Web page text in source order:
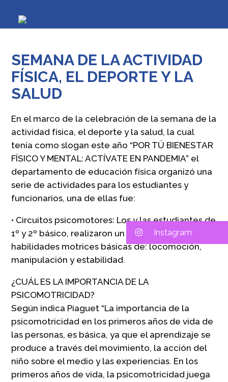
SEMANA DE LA ACTIVIDAD
FÍSICA, EL DEPORTE Y LA
SALUD
En el marco de la celebración de la semana de la
actividad física, el deporte y la salud, la cual
tenía como slogan este año “POR TÚ BIENESTAR
FÍSICO Y MENTAL: ACTÍVATE EN PANDEMIA” el
departamento de educación física organizó una
serie de actividades para los estudiantes y
funcionarios, una de ellas fue:
• Circuitos psicomotores: Los y las estudiantes de
1º y 2º básico, realizaron un circuito de
habilidades motrices básicas de: locomoción,
manipulación y estabilidad.
¿CUÁL ES LA IMPORTANCIA DE LA
PSICOMOTRICIDAD?
Según indica Piaguet “La importancia de la
psicomotricidad en los primeros años de vida de
las personas, es básica, ya que el aprendizaje se
produce a través del movimiento, la acción del
niño sobre el medio y las experiencias. En los
primeros años de vida, la psicomotricidad juega
Instagram